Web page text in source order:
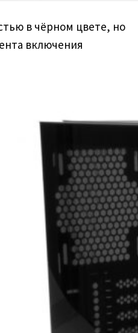
в чёрном цвете, но
включения